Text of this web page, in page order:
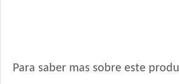
Para saber mas sobre este